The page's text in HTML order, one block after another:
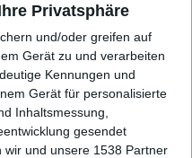
Privatsphäre
und/oder greifen auf
Gerät zu und verarbeiten
Kennungen und
Gerät für personalisierte
Inhaltsmessung,
gesendet
wir und unsere 1538 Partner
dazu überredet. Ich
an mit interessiert
zu Tarjas ein ganz
Einen Versuch war’s
sagtest du, ihr